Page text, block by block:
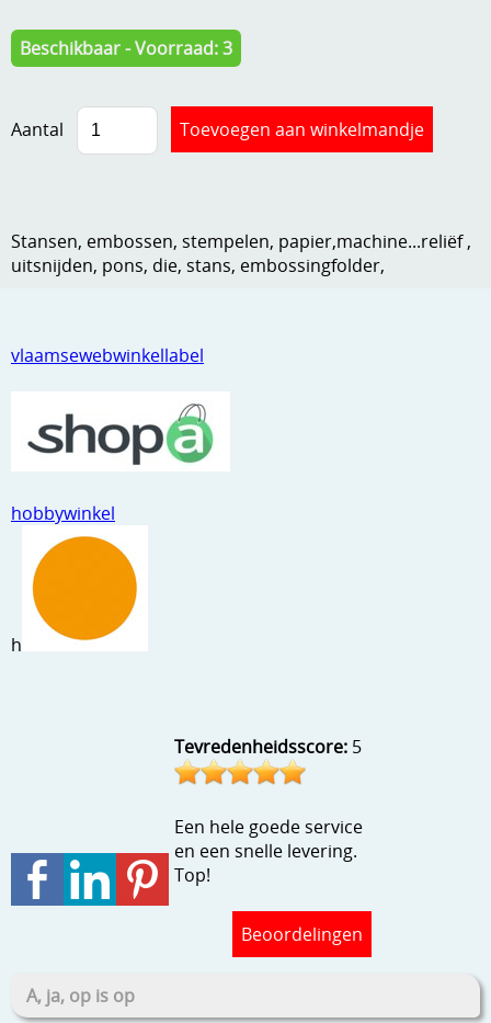
Kneedmateriaal
Knipvellen
Leuke versieringen
Netjes opbergen
Snijmaterialen
Speciaal papier
Stans machine en embossing machines
Stempels en zo
Template, mask, stencils, grids
Wat nog, een creatief kijkje
vlaamsewebwinkellabel
hobbywinkel
h
Tevredenheidsscore: 5
Een hele goede service
en een snelle levering.
Top!
Beoordelingen
A, ja, op is op
Beschikbaar - Voorraad: 3
Aantal
Stansen, embossen, stempelen, papier,machine...reliëf ,
uitsnijden, pons, die, stans, embossingfolder,